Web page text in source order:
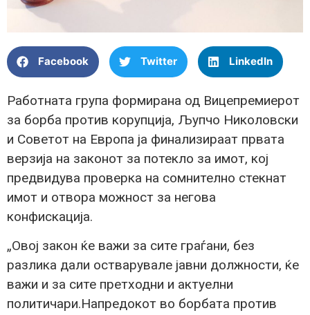
Facebook Twitter LinkedIn
Работната група формирана од Вицепремиерот
за борба против корупција, Љупчо Николовски
и Советот на Европа ја финализираат првата
верзија на законот за потекло за имот, кој
предвидува проверка на сомнително стекнат
имот и отвора можност за негова
конфискација.
„Овој закон ќе важи за сите граѓани, без
разлика дали остварувале јавни должности, ќе
важи и за сите претходни и актуелни
политичари.Напредокот во борбата против